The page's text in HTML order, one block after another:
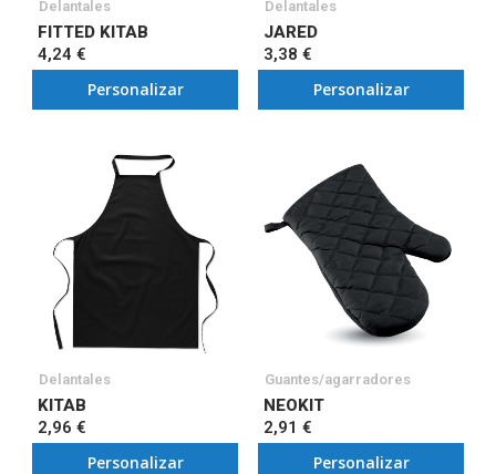
Delantales
FITTED KITAB
4,24 €
Personalizar
Delantales
JARED
3,38 €
Personalizar
Delantales
KITAB
2,96 €
Personalizar
Guantes/agarradores
NEOKIT
2,91 €
Personalizar